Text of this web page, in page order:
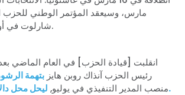
مارس، وسيعقد المؤتمر الوطني
شارلوت في أواخر أغسطس.
انقلبت [قيادة الحزب] في العام الماضي
رئيس الحزب آنذاك روبن هايز بتهمة
منصب المدير التنفيذي في يوليو,ليحل محل دالاس وودهاوس.